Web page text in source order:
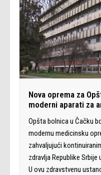
Nova oprema za
moderni aparati za
Opšta bolnica u Čačku
modernu medicinsku
zahvaljujući
zdravlja Republike
U ovu zdravstvenu